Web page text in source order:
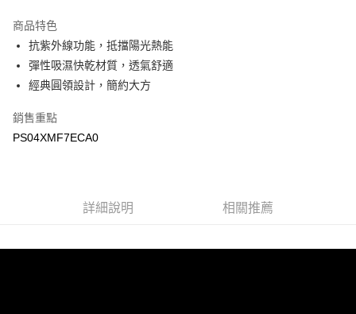
悠遊付
Google Pay
運送方式
宅配
每筆NT$399，滿NT$18,000(含以上)免運費
商品特色
抗紫外線功能，抵擋陽光熱能
彈性吸濕快乾材質，透氣舒適
經典圓領設計，簡約大方
銷售重點
PS04XMF7ECA0
詳細說明 相關推薦